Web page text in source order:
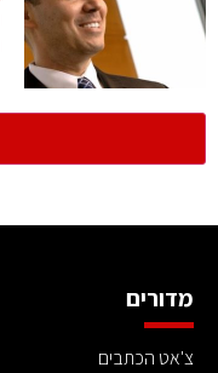
מדורים
צ'אט הכתבים